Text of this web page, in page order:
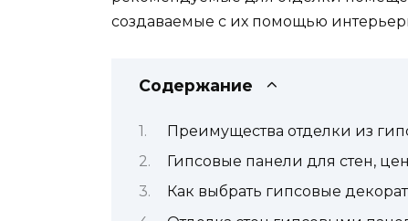
создаваемые с их помощью
Содержание
Преимущества отделки из
Гипсовые панели для стен,
Как выбрать гипсовые